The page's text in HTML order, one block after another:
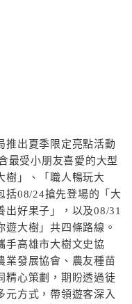
推出夏季限定亮點活動
最受小朋友喜愛的大型
樹」、「職人暢玩大
括08/24搶先登場的「大
出好果子」，以及08/31
遊大樹」共四條路線。
手高雄市大樹文史協
業發展協會、農友種苗
精心策劃，期盼透過徒
元方式，帶領遊客深入